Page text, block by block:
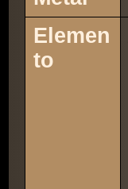
Elemen
to